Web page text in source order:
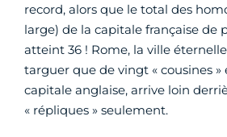
record, alors que le total des
large) de la capitale française de
atteint 36 ! Rome, la ville
targuer que de vingt « cousines »
capitale anglaise, arrive loin
« répliques » seulement.